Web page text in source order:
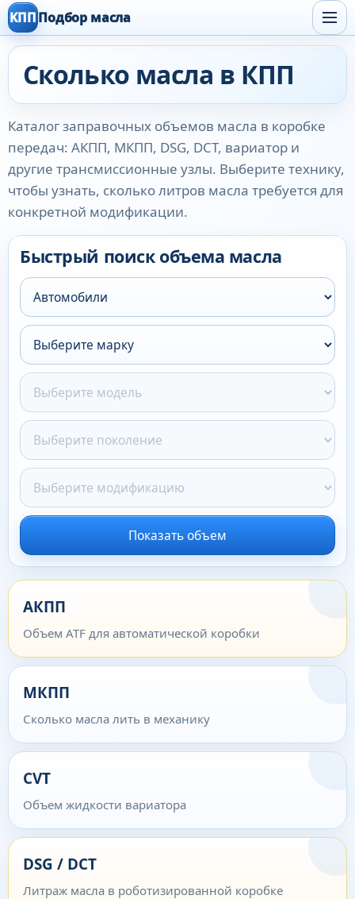
КПППодбор масла
Сколько масла в КПП
Каталог заправочных объемов масла в коробке
передач: АКПП, МКПП, DSG, DCT, вариатор и
другие трансмиссионные узлы. Выберите технику,
чтобы узнать, сколько литров масла требуется для
конкретной модификации.
Быстрый поиск объема масла
Показать объем
АКПП
Объем ATF для автоматической коробки
МКПП
Сколько масла лить в механику
CVT
Объем жидкости вариатора
DSG / DCT
Литраж масла в роботизированной коробке